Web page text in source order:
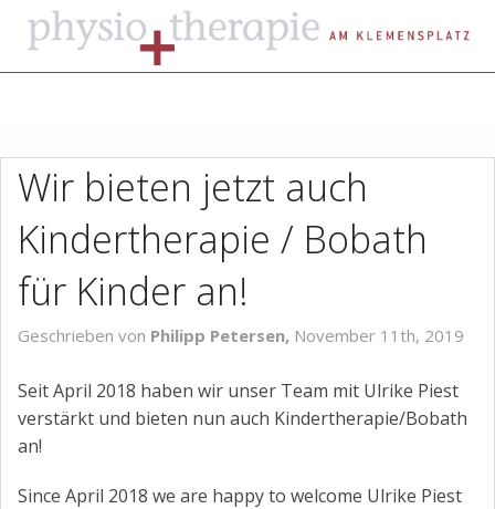
Über uns
Leistungen
Sprechzeiten
Kontakt
News
Datenschutz
Wir bieten jetzt auch
Kindertherapie / Bobath
für Kinder an!
Geschrieben von Philipp Petersen, November 11th, 2019
Seit April 2018 haben wir unser Team mit Ulrike Piest
verstärkt und bieten nun auch Kindertherapie/Bobath
an!
Since April 2018 we are happy to welcome Ulrike Piest